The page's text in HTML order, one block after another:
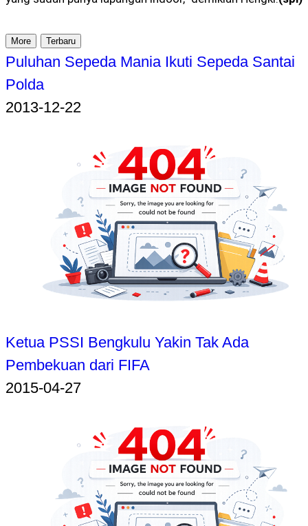
More Terbaru
Puluhan Sepeda Mania Ikuti Sepeda Santai
Polda
2013-12-22
Ketua PSSI Bengkulu Yakin Tak Ada
Pembekuan dari FIFA
2015-04-27